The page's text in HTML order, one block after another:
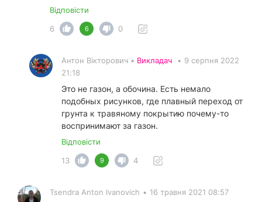
Відповісти
6
6 0
Антон Вікторович • Викладач • 9 серпня 2022
21:18
Это не газон, а обочина. Есть немало
подобных рисунков, где плавный переход от
грунта к травяному покрытию почему-то
воспринимают за газон.
Відповісти
13
9 4
Tsendra Anton Ivanovich • 16 травня 2021 08:57